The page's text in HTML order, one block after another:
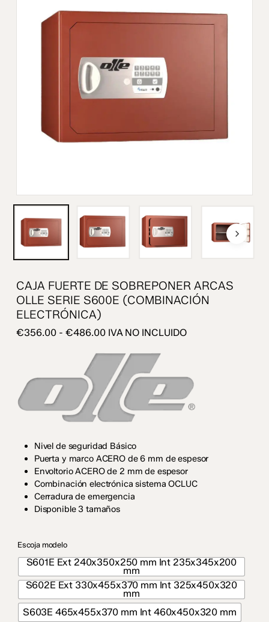
CAJA FUERTE DE SOBREPONER ARCAS
OLLE SERIE S600E (COMBINACIÓN
ELECTRÓNICA)
€356.00 - €486.00Rango
precios:
desde
€356.00
hasta
€486.00
IVA NO INCLUIDO
Nivel de seguridad Básico
Puerta y marco ACERO de 6 mm de espesor
Envoltorio ACERO de 2 mm de espesor
Combinación electrónica sistema OCLUC
Cerradura de emergencia
Disponible 3 tamaños
Escoja modelo
S601E Ext 240x350x250 mm Int 235x345x200
mm
S602E Ext 330x455x370 mm Int 325x450x320
mm
S603E 465x455x370 mm Int 460x450x320 mm
Correo electrónico*
Guarda mi nombre, correo electrónico y